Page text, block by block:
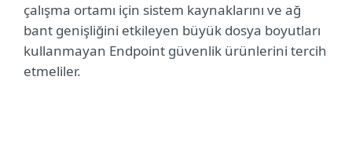
çalışma ortamı için sistem kaynaklarını ve ağ
bant genişliğini etkileyen büyük dosya boyutları
kullanmayan Endpoint güvenlik ürünlerini tercih
etmeliler.